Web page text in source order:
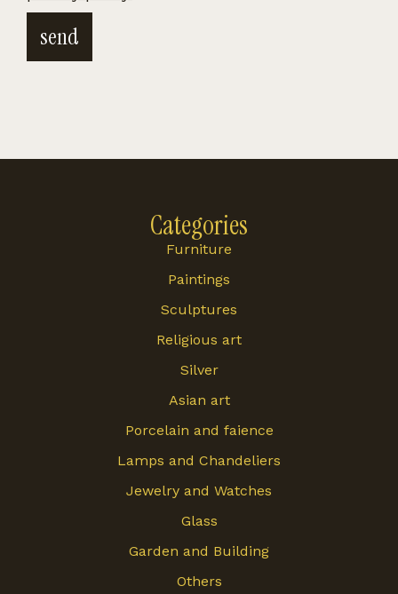
send
Categories
Furniture
Paintings
Sculptures
Religious art
Silver
Asian art
Porcelain and faience
Lamps and Chandeliers
Jewelry and Watches
Glass
Garden and Building
Others